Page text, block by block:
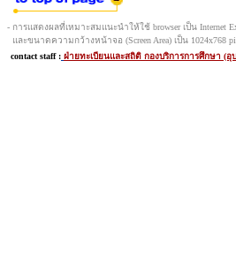
- การแสดงผลที่เหมาะสมแนะนำให้ใช้ browser เป็น Internet
และขนาดความกว้างหน้าจอ (Screen Area) เป็น 1024x768
contact staff : ฝ่ายทะเบียนและสถิติ กองบริการการศึกษา (อุบ